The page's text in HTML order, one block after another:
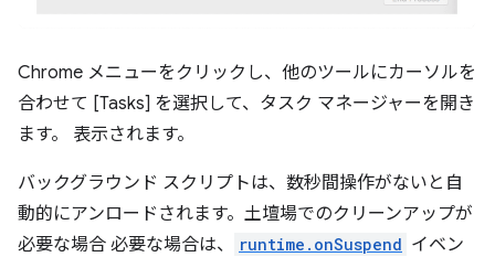
Chrome メニューをクリックし、他のツールにカーソルを
合わせて [Tasks] を選択して、タスク マネージャーを開き
ます。 表示されます。
バックグラウンド スクリプトは、数秒間操作がないと自
動的にアンロードされます。土壇場でのクリーンアップが
必要な場合 必要な場合は、
runtime.onSuspend イベン